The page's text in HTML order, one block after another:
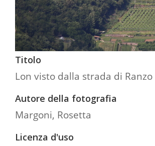
Titolo
Lon visto dalla strada di Ranzo
Autore della fotografia
Margoni, Rosetta
Licenza d'uso